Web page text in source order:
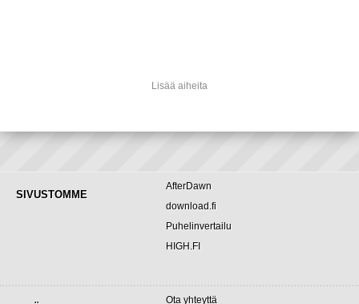
Lisää aiheita
SIVUSTOMME
AfterDawn
download.fi
Puhelinvertailu
HIGH.FI
Ota yhteyttä